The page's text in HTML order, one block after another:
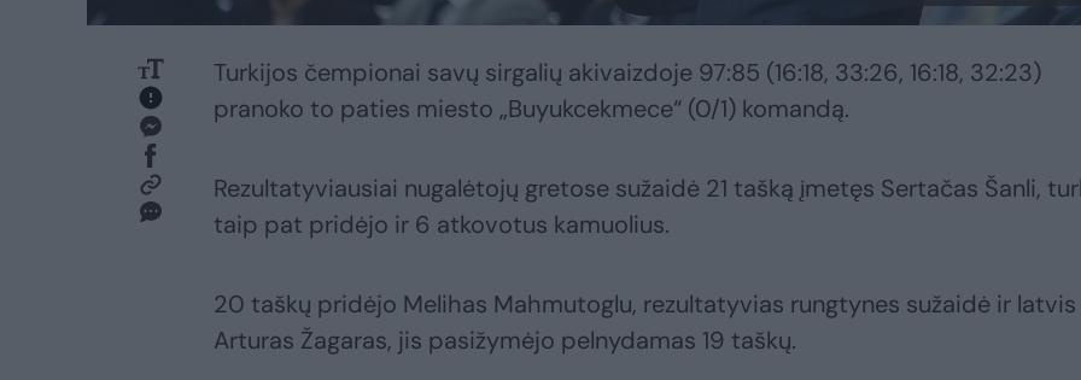
Turkijos čempionai savų sirgalių akivaizdoje 97:85 (16:18, 33:26, 16:18, 32:23)
pranoko to paties miesto „Buyukcekmece“ (0/1) komandą.
Rezultatyviausiai nugalėtojų gretose sužaidė 21 tašką įmetęs Sertačas Šanli,
taip pat pridėjo ir 6 atkovotus kamuolius.
20 taškų pridėjo Melihas Mahmutoglu, rezultatyvias rungtynes sužaidė ir latvis
Arturas Žagaras, jis pasižymėjo pelnydamas 19 taškų.